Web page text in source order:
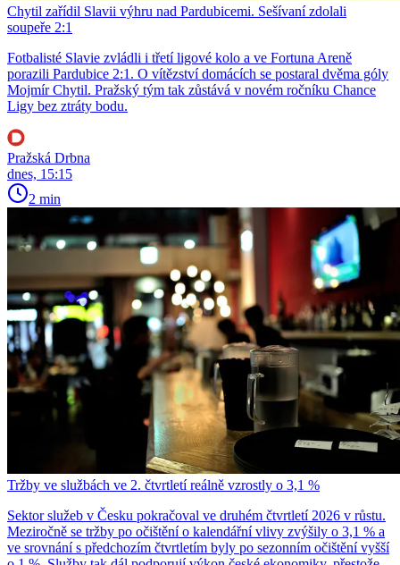
Chytil zařídil Slavii výhru nad Pardubicemi. Sešívaní zdolali
soupeře 2:1
Fotbalisté Slavie zvládli i třetí ligové kolo a ve Fortuna Areně
porazili Pardubice 2:1. O vítězství domácích se postaral dvěma góly
Mojmír Chytil. Pražský tým tak zůstává v novém ročníku Chance
Ligy bez ztráty bodu.
Pražská Drbna
dnes, 15:15
2 min
Tržby ve službách ve 2. čtvrtletí reálně vzrostly o 3,1 %
Sektor služeb v Česku pokračoval ve druhém čtvrtletí 2026 v růstu.
Meziročně se tržby po očištění o kalendářní vlivy zvýšily o 3,1 % a
ve srovnání s předchozím čtvrtletím byly po sezonním očištění vyšší